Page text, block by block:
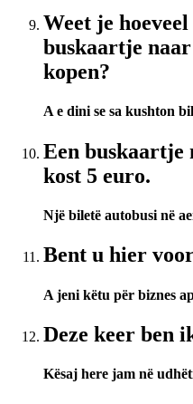
Weet je
buskaartje
kopen?
A e dini se sa kushton
Een buskaartje
kost 5 euro.
Një biletë autobusi në
Bent u hier
A jeni këtu për biznes
Deze keer ben
Kësaj here jam në